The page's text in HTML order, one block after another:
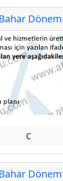
Dönemi
C
Dönemi